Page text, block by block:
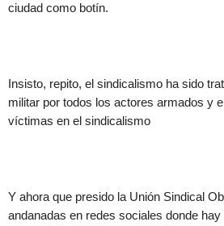
ciudad como botín.
Insisto, repito, el sindicalismo ha sido
militar por todos los actores armados y
víctimas en el sindicalismo
Y ahora que presido la Unión Sindical
andanadas en redes sociales donde